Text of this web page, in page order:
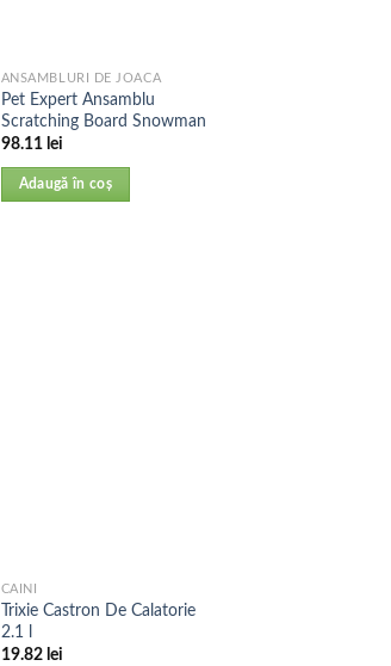
ANSAMBLURI DE JOACA
Pet Expert Ansamblu
Scratching Board Snowman
98.11 lei
Adaugă în coș
CAINI
Trixie Castron De Calatorie
2.1 l
19.82 lei